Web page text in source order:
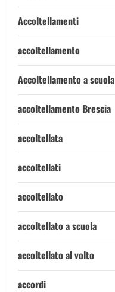
Accoltellamenti
accoltellamento
Accoltellamento a scuola
accoltellamento Brescia
accoltellata
accoltellati
accoltellato
accoltellato a scuola
accoltellato al volto
accordi